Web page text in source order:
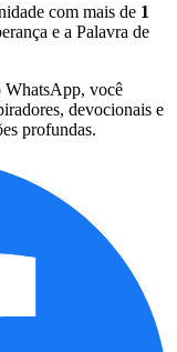
com mais de 1
e a Palavra de
WhatsApp, você
devocionais e
profundas.